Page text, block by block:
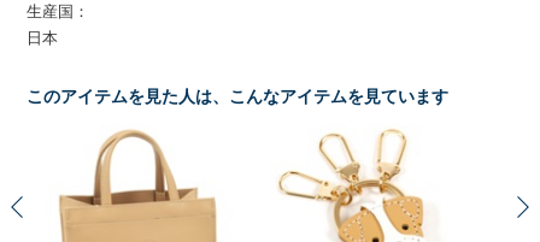
生産国：
日本
このアイテムを見た人は、こんなアイテムを見ています